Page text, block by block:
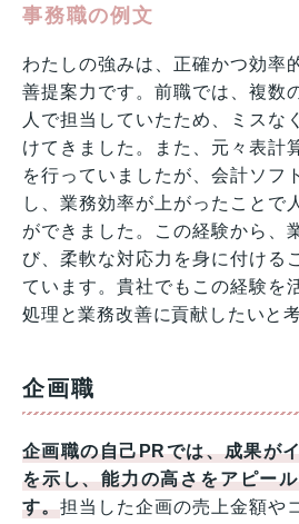
事務職の例文
わたしの強みは、正確かつ効率
善提案力です。前職では、複数
人で担当していたため、ミスな
けてきました。また、元々表計
を行っていましたが、会計ソフ
し、業務効率が上がったことで
ができました。この経験から、
び、柔軟な対応力を身に付ける
ています。貴社でもこの経験を
処理と業務改善に貢献したいと
企画職
企画職の自己PRでは、成果が
を示し、能力の高さをアピー
す。担当した企画の売上金額や